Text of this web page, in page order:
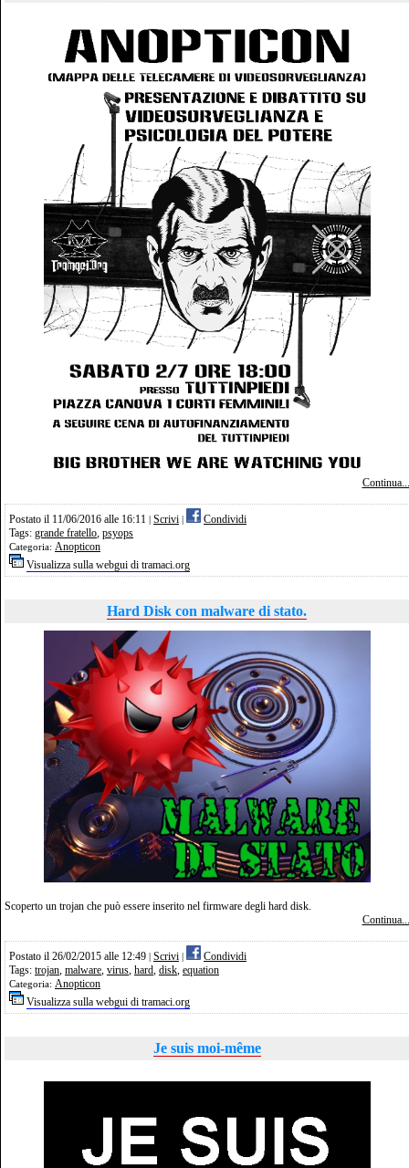
Continua...
Postato il 11/06/2016 alle 16:11 Scrivi
Condividi
Tags: grande fratello, psyops
Categoria: Anopticon
Visualizza sulla webgui di tramaci.org
Hard Disk con malware di stato.
Scoperto un trojan che può essere inserito nel firmware degli hard disk.
Continua...
Postato il 26/02/2015 alle 12:49 Scrivi
Condividi
Tags: trojan, malware, virus, hard, disk, equation
Categoria: Anopticon
Visualizza sulla webgui di tramaci.org
Je suis moi-même